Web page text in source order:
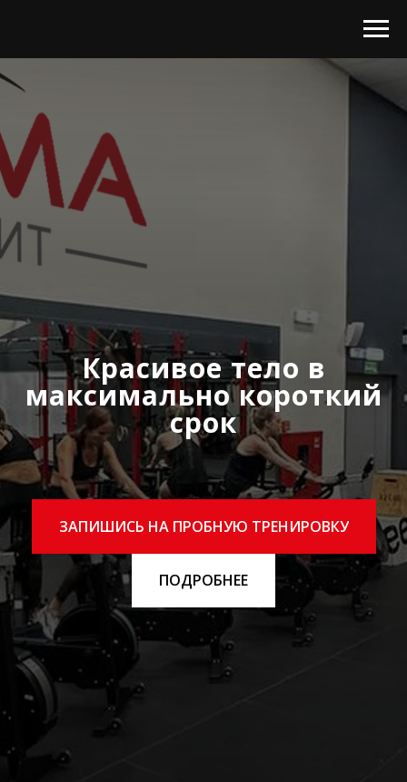
Красивое тело в
максимально короткий
срок
ЗАПИШИСЬ НА ПРОБНУЮ ТРЕНИРОВКУ
ПОДРОБНЕЕ